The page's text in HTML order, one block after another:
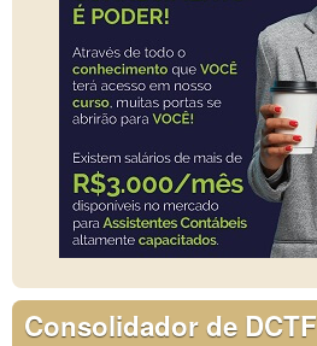
Consolidador de DCTF